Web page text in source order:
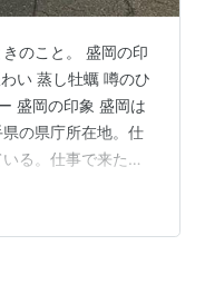
のこと。 盛岡の印
い 蒸し牡蠣 噂のひ
盛岡の印象 盛岡は
の県庁所在地。仕
る。仕事で来たつ
い街並みがある。
、町家の並ぶエリ
にいたところがあ